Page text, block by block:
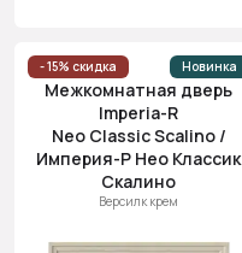
- 15% скидка Новинка
Межкомнатная дверь
Imperia-R
Neo Classic Scalino /
Империя-Р Нео Классик
Скалино
Версилк крем